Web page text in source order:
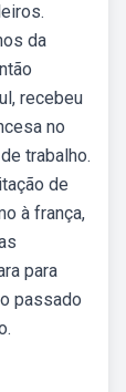
da
recebeu
no
trabalho.
de
à frança,
para
passado